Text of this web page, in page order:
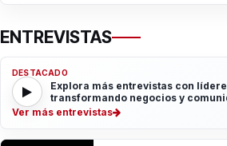
ENTREVISTAS
DESTACADO
Explora más entrevistas con
transformando negocios y
Ver más entrevistas